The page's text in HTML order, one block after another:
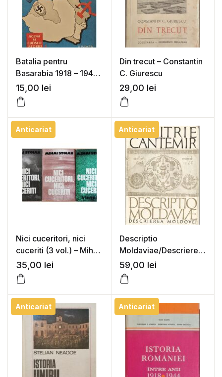
Batalia pentru
Basarabia 1918 – 1940
– Valeriu Florin
Dobrinescu
15,00 lei
Din trecut – Constantin
C. Giurescu
29,00 lei
Anticariat
Nici cuceritori, nici
cuceriti (3 vol.) – Mihai
Stoian
35,00 lei
Anticariat
Descriptio
Moldaviae/Descrierea
Moldovei – Dimitrie
Cantemir
59,00 lei
Anticariat Anticariat